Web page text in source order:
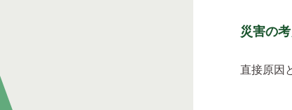
災害の
直接原因